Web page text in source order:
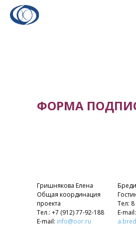
ФОРМА
СКАЧАТЬ
Гришнякова Елена
Общая координация
проекта
Тел.: +7 (912) 77-92-188
E-mail: info@oor.ru
Тел: 8
E-mail: